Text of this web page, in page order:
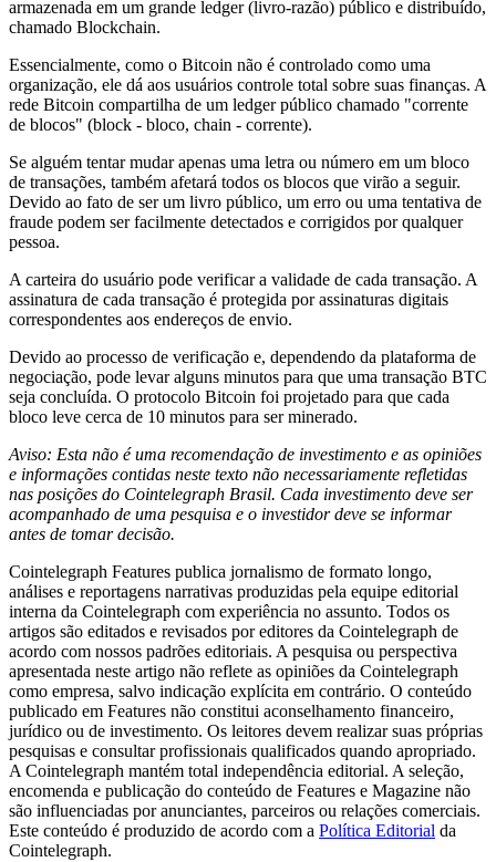
armazenada em um grande ledger (livro-razão) público e distribuído,
chamado Blockchain.
Essencialmente, como o Bitcoin não é controlado como uma
organização, ele dá aos usuários controle total sobre suas finanças. A
rede Bitcoin compartilha de um ledger público chamado "corrente
de blocos" (block - bloco, chain - corrente).
Se alguém tentar mudar apenas uma letra ou número em um bloco
de transações, também afetará todos os blocos que virão a seguir.
Devido ao fato de ser um livro público, um erro ou uma tentativa de
fraude podem ser facilmente detectados e corrigidos por qualquer
pessoa.
A carteira do usuário pode verificar a validade de cada transação. A
assinatura de cada transação é protegida por assinaturas digitais
correspondentes aos endereços de envio.
Devido ao processo de verificação e, dependendo da plataforma de
negociação, pode levar alguns minutos para que uma transação BTC
seja concluída. O protocolo Bitcoin foi projetado para que cada
bloco leve cerca de 10 minutos para ser minerado.
Aviso: Esta não é uma recomendação de investimento e as opiniões
e informações contidas neste texto não necessariamente refletidas
nas posições do Cointelegraph Brasil. Cada investimento deve ser
acompanhado de uma pesquisa e o investidor deve se informar
antes de tomar decisão.
Cointelegraph Features publica jornalismo de formato longo,
análises e reportagens narrativas produzidas pela equipe editorial
interna da Cointelegraph com experiência no assunto. Todos os
artigos são editados e revisados por editores da Cointelegraph de
acordo com nossos padrões editoriais. A pesquisa ou perspectiva
apresentada neste artigo não reflete as opiniões da Cointelegraph
como empresa, salvo indicação explícita em contrário. O conteúdo
publicado em Features não constitui aconselhamento financeiro,
jurídico ou de investimento. Os leitores devem realizar suas próprias
pesquisas e consultar profissionais qualificados quando apropriado.
A Cointelegraph mantém total independência editorial. A seleção,
encomenda e publicação do conteúdo de Features e Magazine não
são influenciadas por anunciantes, parceiros ou relações comerciais.
Este conteúdo é produzido de acordo com a Política Editorial da
Cointelegraph.